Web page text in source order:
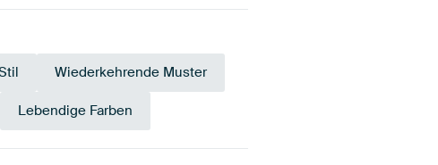
Wiederkehrende Muster
Lebendige Farben